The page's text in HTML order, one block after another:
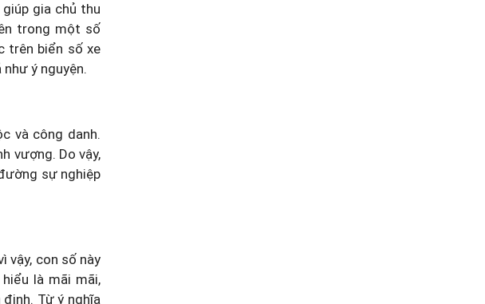
gia chủ thu
trong một số
trên biển số xe
ý nguyện.
và công danh.
vượng. Do vậy,
sự nghiệp
vậy, con số này
là mãi mãi,
Từ ý nghĩa